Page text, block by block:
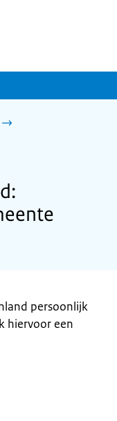
persoonlijk
hiervoor een